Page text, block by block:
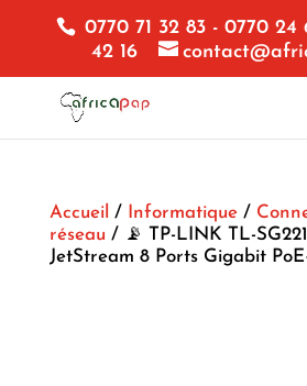
0770 71 32 83 - 0770 24
42 16
Accueil / Informatique/
réseau / 📡 TP-LINK TL-
JetStream 8 Ports Gigabit